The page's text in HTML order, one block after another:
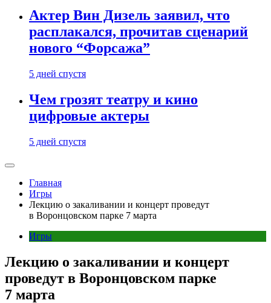
Актер Вин Дизель заявил, что
расплакался, прочитав сценарий
нового “Форсажа”
5 дней спустя
Чем грозят театру и кино
цифровые актеры
5 дней спустя
Главная
Игры
Лекцию о закаливании и концерт проведут
в Воронцовском парке 7 марта
Игры
Лекцию о закаливании и концерт
проведут в Воронцовском парке
7 марта